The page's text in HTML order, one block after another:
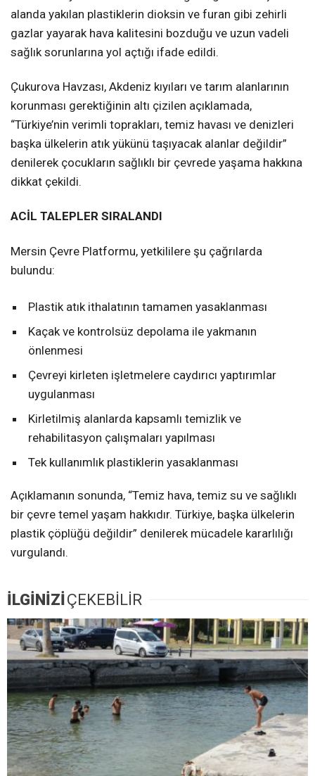
alanda yakılan plastiklerin dioksin ve furan gibi zehirli
gazlar yayarak hava kalitesini bozduğu ve uzun vadeli
sağlık sorunlarına yol açtığı ifade edildi.
Çukurova Havzası, Akdeniz kıyıları ve tarım alanlarının
korunması gerektiğinin altı çizilen açıklamada,
“Türkiye’nin verimli toprakları, temiz havası ve denizleri
başka ülkelerin atık yükünü taşıyacak alanlar değildir”
denilerek çocukların sağlıklı bir çevrede yaşama hakkına
dikkat çekildi.
ACİL TALEPLER SIRALANDI
Mersin Çevre Platformu, yetkililere şu çağrılarda
bulundu:
Plastik atık ithalatının tamamen yasaklanması
Kaçak ve kontrolsüz depolama ile yakmanın
önlenmesi
Çevreyi kirleten işletmelere caydırıcı yaptırımlar
uygulanması
Kirletilmiş alanlarda kapsamlı temizlik ve
rehabilitasyon çalışmaları yapılması
Tek kullanımlık plastiklerin yasaklanması
Açıklamanın sonunda, “Temiz hava, temiz su ve sağlıklı
bir çevre temel yaşam hakkıdır. Türkiye, başka ülkelerin
plastik çöplüğü değildir” denilerek mücadele kararlılığı
vurgulandı.
İLGİNİZİÇEKEBİLİR